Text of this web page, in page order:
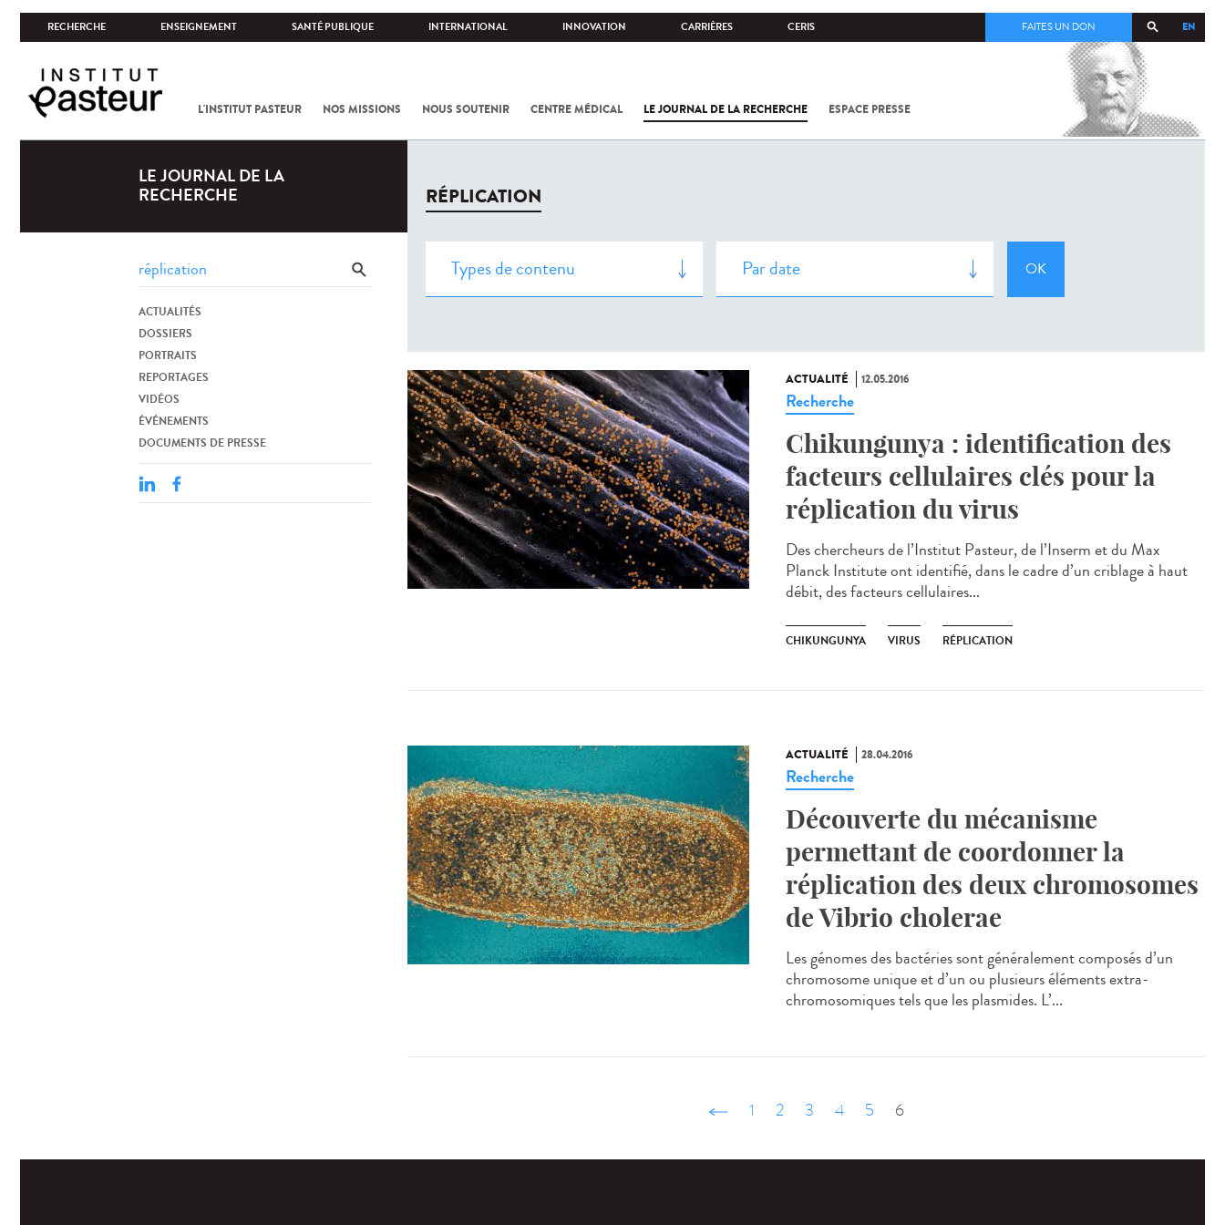
RECHERCHE ENSEIGNEMENT SANTÉ PUBLIQUE INTERNATIONAL INNOVATION CARRIÈRES CERIS EN
FAITES UN DON
L'INSTITUT PASTEUR NOS MISSIONS NOUS SOUTENIR CENTRE MÉDICAL LE JOURNAL DE LA RECHERCHE ESPACE PRESSE
COV-2 /
LE JOURNAL DE LA
RECHERCHE
ACTUALITÉS
DOSSIERS
PORTRAITS
REPORTAGES
VIDÉOS
ÉVÉNEMENTS
DOCUMENTS DE PRESSE
RÉPLICATION
ACTUALITÉ 12.05.2016
Recherche
Chikungunya : identification des
facteurs cellulaires clés pour la
réplication du virus
Des chercheurs de l’Institut Pasteur, de l’Inserm et du Max
Planck Institute ont identifié, dans le cadre d’un criblage à haut
débit, des facteurs cellulaires...
CHIKUNGUNYA VIRUS RÉPLICATION
ACTUALITÉ 28.04.2016
Recherche
Découverte du mécanisme
permettant de coordonner la
réplication des deux chromosomes
de Vibrio cholerae
Les génomes des bactéries sont généralement composés d’un
chromosome unique et d’un ou plusieurs éléments extra-
chromosomiques tels que les plasmides. L’...
‹ précédent
1 2 3 4 5 6